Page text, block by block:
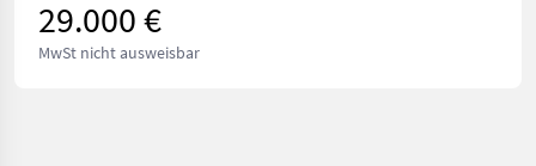
29.000 €
MwSt nicht ausweisbar